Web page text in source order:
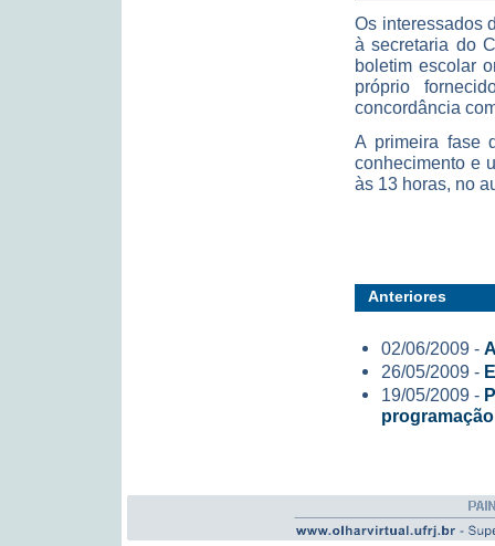
Os interessados
à secretaria do
boletim escolar
próprio
concordância
A primeira fase
conhecimento e
às 13 horas, no
Anteriores
02/06/2009 -
26/05/2009 -
19/05/2009 -